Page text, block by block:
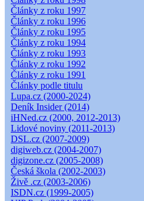
Články z roku 1997
Články z roku 1996
Články z roku 1995
Články z roku 1994
Články z roku 1993
Články z roku 1992
Články z roku 1991
Články podle titulu
Lupa.cz (2000-2024)
Deník Insider (2014)
iHNed.cz (2000, 2012-2013)
Lidové noviny (2011-2013)
DSL.cz (2007-2009)
digiweb.cz (2004-2007)
digizone.cz (2005-2008)
Česká škola (2002-2003)
Živě .cz (2003-2006)
ISDN.cz (1999-2005)